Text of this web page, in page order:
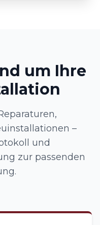
um Ihre
–
und
zur passenden